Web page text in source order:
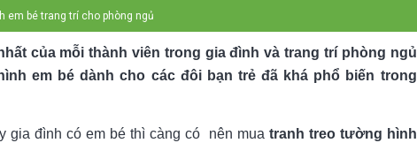
em bé trang trí cho phòng ngủ
của mỗi thành viên trong gia đình và trang trí phòng ngủ
em bé dành cho các đôi bạn trẻ đã khá phổ biến trong
đình có em bé thì càng có nên mua tranh treo tường hình